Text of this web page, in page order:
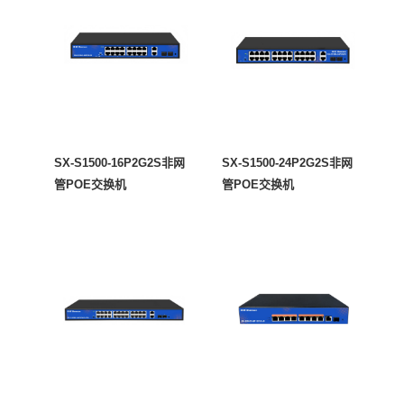
SX-S1500-16P2G2S非网
管POE交换机
SX-S1500-24P2G2S非网
管POE交换机